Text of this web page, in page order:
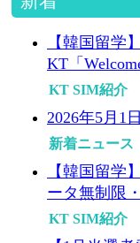
【韓国留学
KT「
KT SIM紹介
2026年5月1
新着ニュース
【韓国留学
ータ無制限
KT SIM紹介